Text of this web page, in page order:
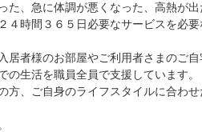
、急に体調が悪くなった、高熱が
４時間３６５日必要なサービスを必
者様のお部屋やご利用者さまのご自
生活を職員全員で支援しています。
、ご自身のライフスタイルに合わ